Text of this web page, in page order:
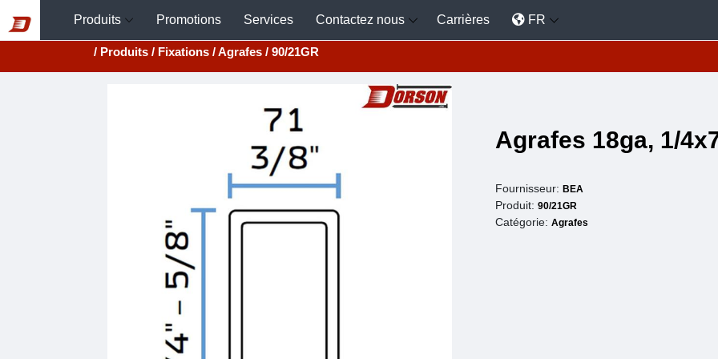
Produits Promotions Services Contactez nous Carrières FR
/ Produits / Fixations / Agrafes / 90/21GR
Agrafes 18ga, 1/
Fournisseur:BEA
Produit:90/21GR
Catégorie:Agrafes